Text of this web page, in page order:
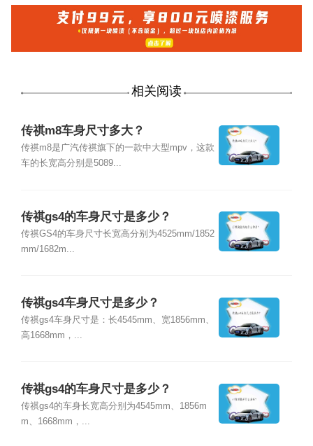
相关阅读
传祺m8车身尺寸多大？
传祺m8是广汽传祺旗下的一款中大型mpv，这款
车的长宽高分别是5089...
传祺gs4的车身尺寸是多少？
传祺GS4的车身尺寸长宽高分别为4525mm/1852
mm/1682m...
传祺gs4车身尺寸是多少？
传祺gs4车身尺寸是：长4545mm、宽1856mm、
高1668mm，...
传祺gs4的车身尺寸是多少？
传祺gs4的车身长宽高分别为4545mm、1856m
m、1668mm，...